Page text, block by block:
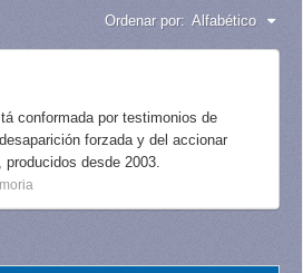
Ordenar por: Alfabético
conformada por testimonios de
forzada y del accionar
producidos desde 2003.